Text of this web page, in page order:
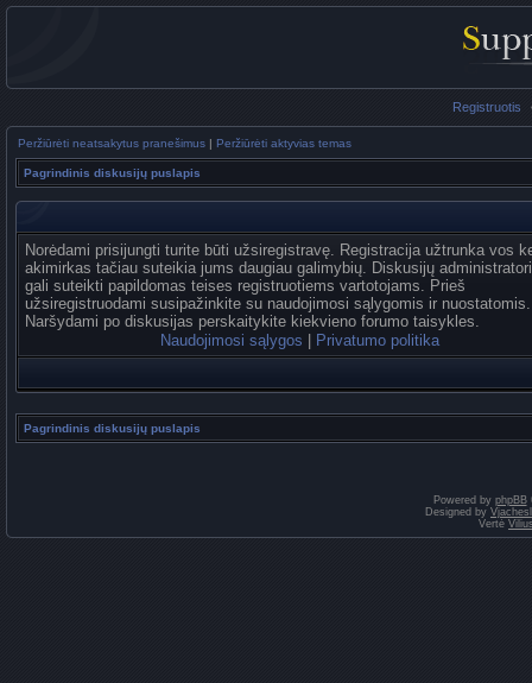
Registruotis
Peržiūrėti neatsakytus pranešimus | Peržiūrėti aktyvias temas
Pagrindinis diskusijų puslapis
Norėdami prisijungti turite būti užsiregistravę. Registracija užtrunka vos
akimirkas tačiau suteikia jums daugiau galimybių. Diskusijų
gali suteikti papildomas teises registruotiems vartotojams. Prieš
užsiregistruodami susipažinkite su naudojimosi sąlygomis ir nuostatomis.
Naršydami po diskusijas perskaitykite kiekvieno forumo taisykles.
Naudojimosi sąlygos
Privatumo politika
Pagrindinis diskusijų puslapis
Powered by phpBB
Designed by
Vertė